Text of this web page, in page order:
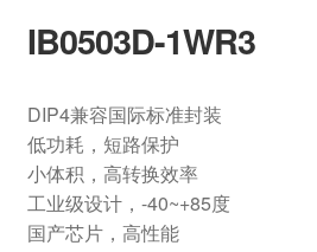
IB0503D-1WR3
DIP4兼容国际标准封装
低功耗，短路保护
小体积，高转换效率
工业级设计，-40~+85度
国产芯片，高性能